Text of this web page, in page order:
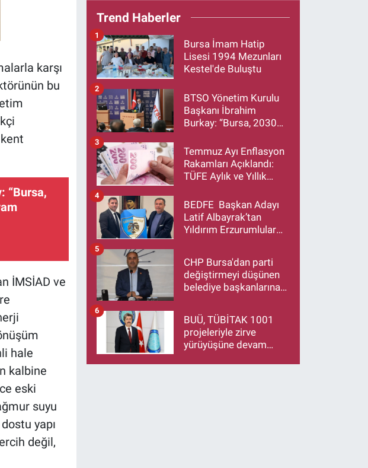
karşı
bu
“Bursa,
İMSİAD ve
hale
kalbine
eski
suyu
yapı
değil,
Trend Haberler
Bursa İmam Hatip
Lisesi 1994 Mezunları
Kestel'de Buluştu
1
BTSO Yönetim Kurulu
Başkanı İbrahim
Burkay: “Bursa, 2030
Büyütmeye Devam
Edecek”
2
Temmuz Ayı Enflasyon
Rakamları Açıklandı:
TÜFE Aylık ve Yıllık
3
BEDFE Başkan Adayı
Latif Albayrak’tan
Yıldırım Erzurumlular
Ziyareti
4
CHP Bursa'dan parti
değiştirmeyi düşünen
belediye başkanlarına
makamlarınızı da
bırakın
5
BUÜ, TÜBİTAK 1001
projeleriyle zirve
yürüyüşüne devam
6